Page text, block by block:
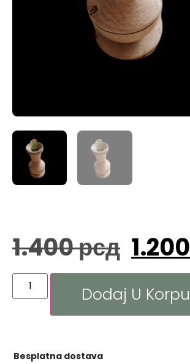
1.400рсд 1.200
Dodaj U Korpu
Besplatna dostava